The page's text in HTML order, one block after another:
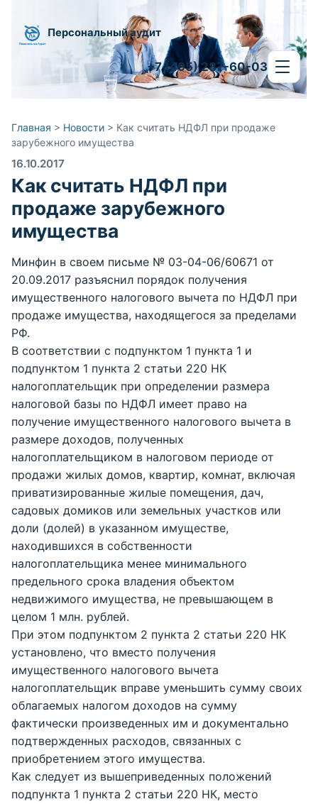
Персональный аудит
+7 (495) 287-60-03
Главная > Новости > Как считать НДФЛ при продаже
зарубежного имущества
16.10.2017
Как считать НДФЛ при
продаже зарубежного
имущества
Минфин в своем письме № 03-04-06/60671 от
20.09.2017 разъяснил порядок получения
имущественного налогового вычета по НДФЛ при
продаже имущества, находящегося за пределами
РФ.
В соответствии с подпунктом 1 пункта 1 и
подпунктом 1 пункта 2 статьи 220 НК
налогоплательщик при определении размера
налоговой базы по НДФЛ имеет право на
получение имущественного налогового вычета в
размере доходов, полученных
налогоплательщиком в налоговом периоде от
продажи жилых домов, квартир, комнат, включая
приватизированные жилые помещения, дач,
садовых домиков или земельных участков или
доли (долей) в указанном имуществе,
находившихся в собственности
налогоплательщика менее минимального
предельного срока владения объектом
недвижимого имущества, не превышающем в
целом 1 млн. рублей.
При этом подпунктом 2 пункта 2 статьи 220 НК
установлено, что вместо получения
имущественного налогового вычета
налогоплательщик вправе уменьшить сумму своих
облагаемых налогом доходов на сумму
фактически произведенных им и документально
подтвержденных расходов, связанных с
приобретением этого имущества.
Как следует из вышеприведенных положений
подпункта 1 пункта 2 статьи 220 НК, место